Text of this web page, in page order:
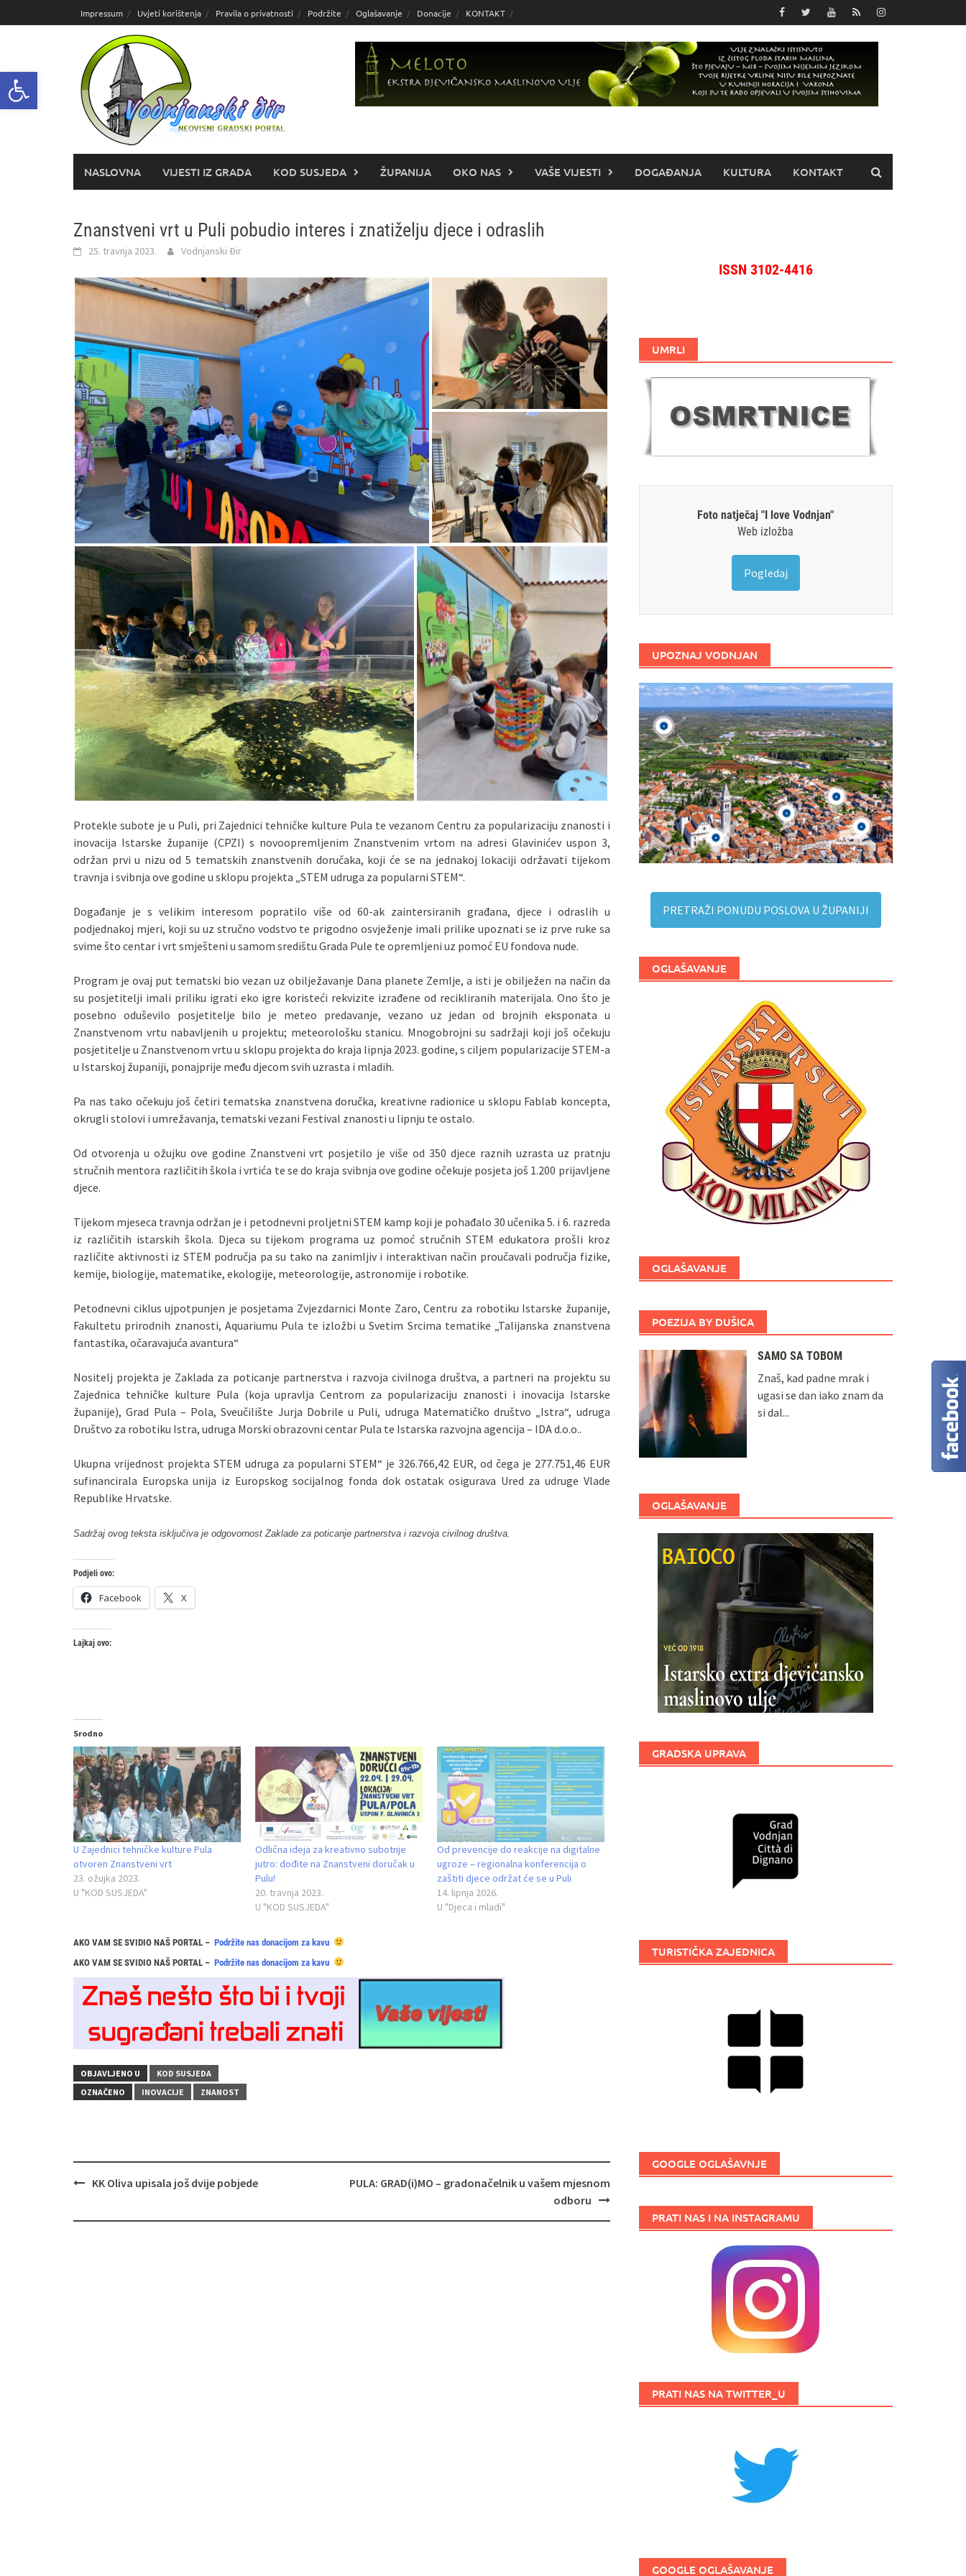
Open toolbar
do
Impressum Uvjeti korištenja Pravila o privatnosti Podržite Oglašavanje Donacije KONTAKT
NASLOVNA VIJESTI IZ GRADA KOD SUSJEDA ŽUPANIJA OKO NAS VAŠE VIJESTI DOGAĐANJA KULTURA KONTAKT
Znanstveni vrt u Puli pobudio interes i znatiželju djece i odraslih
25. travnja 2023. Vodnjanski Đir
Protekle subote je u Puli, pri Zajednici tehničke kulture Pula te vezanom Centru za popularizaciju znanosti i
inovacija Istarske županije (CPZI) s novoopremljenim Znanstvenim vrtom na adresi Glavinićev uspon 3,
održan prvi u nizu od 5 tematskih znanstvenih doručaka, koji će se na jednakoj lokaciji održavati tijekom
travnja i svibnja ove godine u sklopu projekta „STEM udruga za popularni STEM“.
Događanje je s velikim interesom popratilo više od 60-ak zaintersiranih građana, djece i odraslih u
podjednakoj mjeri, koji su uz stručno vodstvo te prigodno osvježenje imali prilike upoznati se iz prve ruke sa
svime što centar i vrt smješteni u samom središtu Grada Pule te opremljeni uz pomoć EU fondova nude.
Program je ovaj put tematski bio vezan uz obilježavanje Dana planete Zemlje, a isti je obilježen na način da
su posjetitelji imali priliku igrati eko igre koristeći rekvizite izrađene od recikliranih materijala. Ono što je
posebno oduševilo posjetitelje bilo je meteo predavanje, vezano uz jedan od brojnih eksponata u
Znanstvenom vrtu nabavljenih u projektu; meteorološku stanicu. Mnogobrojni su sadržaji koji još očekuju
posjetitelje u Znanstvenom vrtu u sklopu projekta do kraja lipnja 2023. godine, s ciljem popularizacije STEM-a
u Istarskoj županiji, ponajprije među djecom svih uzrasta i mladih.
Pa nas tako očekuju još četiri tematska znanstvena doručka, kreativne radionice u sklopu Fablab koncepta,
okrugli stolovi i umrežavanja, tematski vezani Festival znanosti u lipnju te ostalo.
Od otvorenja u ožujku ove godine Znanstveni vrt posjetilo je više od 350 djece raznih uzrasta uz pratnju
stručnih mentora različitih škola i vrtića te se do kraja svibnja ove godine očekuje posjeta još 1.200 prijavljene
djece.
Tijekom mjeseca travnja održan je i petodnevni proljetni STEM kamp koji je pohađalo 30 učenika 5. i 6. razreda
iz različitih istarskih škola. Djeca su tijekom programa uz pomoć stručnih STEM edukatora prošli kroz
različite aktivnosti iz STEM područja pa su tako na zanimljiv i interaktivan način proučavali područja fizike,
kemije, biologije, matematike, ekologije, meteorologije, astronomije i robotike.
Petodnevni ciklus ujpotpunjen je posjetama Zvjezdarnici Monte Zaro, Centru za robotiku Istarske županije,
Fakultetu prirodnih znanosti, Aquariumu Pula te izložbi u Svetim Srcima tematike „Talijanska znanstvena
fantastika, očaravajuća avantura“
Nositelj projekta je Zaklada za poticanje partnerstva i razvoja civilnoga društva, a partneri na projektu su
Zajednica tehničke kulture Pula (koja upravlja Centrom za popularizaciju znanosti i inovacija Istarske
županije), Grad Pula – Pola, Sveučilište Jurja Dobrile u Puli, udruga Matematičko društvo „Istra“, udruga
Društvo za robotiku Istra, udruga Morski obrazovni centar Pula te Istarska razvojna agencija – IDA d.o.o..
Ukupna vrijednost projekta STEM udruga za popularni STEM“ je 326.766,42 EUR, od čega je 277.751,46 EUR
sufinancirala Europska unija iz Europskog socijalnog fonda dok ostatak osigurava Ured za udruge Vlade
Republike Hrvatske.
Sadržaj ovog teksta isključiva je odgovornost Zaklade za poticanje partnerstva i razvoja civilnog društva.
Podjeli ovo:
Facebook X
Lajkaj ovo:
Srodno
U Zajednici tehničke kulture Pula
otvoren Znanstveni vrt
23. ožujka 2023.
U "KOD SUSJEDA"
Odlična ideja za kreativno subotnje
jutro: dođite na Znanstveni doručak u
Pulu!
20. travnja 2023.
U "KOD SUSJEDA"
Od prevencije do reakcije na digitalne
ugroze – regionalna konferencija o
zaštiti djece održat će se u Puli
14. lipnja 2026.
U "Djeca i mladi"
AKO VAM SE SVIDIO NAŠ PORTAL – Podržite nas donacijom za kavu
AKO VAM SE SVIDIO NAŠ PORTAL – Podržite nas donacijom za kavu
OBJAVLJENO U
KOD SUSJEDA
OZNAČENO
INOVACIJE ZNANOST
Navigacija
KK Oliva upisala još dvije pobjede
PULA: GRAD(i)MO – gradonačelnik u vašem mjesnom
odboru
ISSN 3102-4416
UMRLI
Foto natječaj "I love Vodnjan"
Web izložba
Pogledaj
UPOZNAJ VODNJAN
PRETRAŽI PONUDU POSLOVA U ŽUPANIJI
OGLAŠAVANJE
OGLAŠAVANJE
POEZIJA BY DUŠICA
SAMO SA TOBOM
Znaš, kad padne mrak i
ugasi se dan iako znam da
si dal...
OGLAŠAVANJE
GRADSKA UPRAVA
TURISTIČKA ZAJEDNICA
GOOGLE OGLAŠAVNJE
PRATI NAS I NA INSTAGRAMU
PRATI NAS NA TWITTER_U
GOOGLE OGLAŠAVANJE